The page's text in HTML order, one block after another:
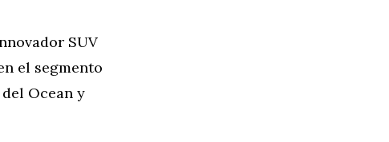
SUV
el segmento
Ocean y